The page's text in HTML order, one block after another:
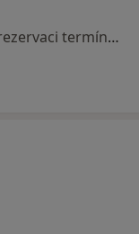
Tento specialista nenabízí online rezervaci termínu na této adrese.